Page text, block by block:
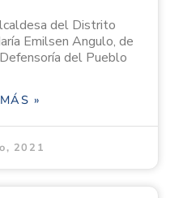
del Distrito
Emilsen Angulo, de
del Pueblo
»
2021